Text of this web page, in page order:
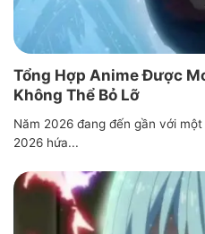
Tổng Hợp Anime Được
Không Thể Bỏ Lỡ
Năm 2026 đang đến gần với
2026 hứa...